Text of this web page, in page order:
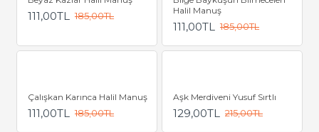
111,00TL 185,00TL
Halil Manuş
111,00TL 185,00TL
Çalışkan Karınca Halil Manuş
111,00TL 185,00TL
Aşk Merdiveni Yusuf Sırtlı
129,00TL 215,00TL